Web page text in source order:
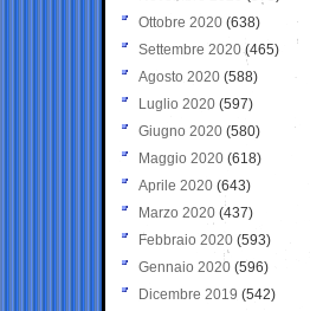
Ottobre 2020 (638)
Settembre 2020(465)
Agosto 2020 (588)
Luglio 2020 (597)
Giugno 2020 (580)
Maggio 2020 (618)
Aprile 2020 (643)
Marzo 2020 (437)
Febbraio 2020 (593)
Gennaio 2020 (596)
Dicembre 2019 (542)